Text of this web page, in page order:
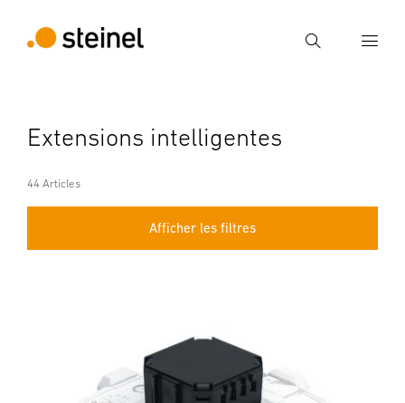
Recherche
Recherche
Extensions intelligentes
44 Articles
Afficher les filtres